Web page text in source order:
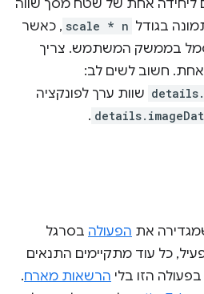
ליחידה אחת של שטח מסך שווה
בגודל scale * n , כאשר
בממשק המשתמש. צריך
אחת. חשוב לשים לב:
שוות ערך לפונקציה
.
את הפעולה בסרגל
כל עוד מתקיימים התנאים
הזו בלי הרשאות מארח.